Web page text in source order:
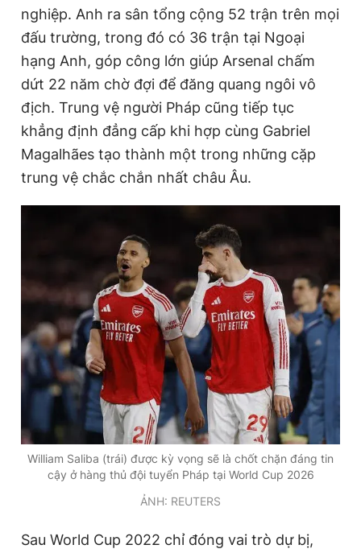
nghiệp. Anh ra sân tổng cộng 52 trận trên mọi
đấu trường, trong đó có 36 trận tại Ngoại
hạng Anh, góp công lớn giúp Arsenal chấm
dứt 22 năm chờ đợi để đăng quang ngôi vô
địch. Trung vệ người Pháp cũng tiếp tục
khẳng định đẳng cấp khi hợp cùng Gabriel
Magalhães tạo thành một trong những cặp
trung vệ chắc chắn nhất châu Âu.
William Saliba (trái) được kỳ vọng sẽ là chốt chặn đáng tin
cậy ở hàng thủ đội tuyển Pháp tại World Cup 2026
ẢNH: REUTERS
Sau World Cup 2022 chỉ đóng vai trò dự bị,